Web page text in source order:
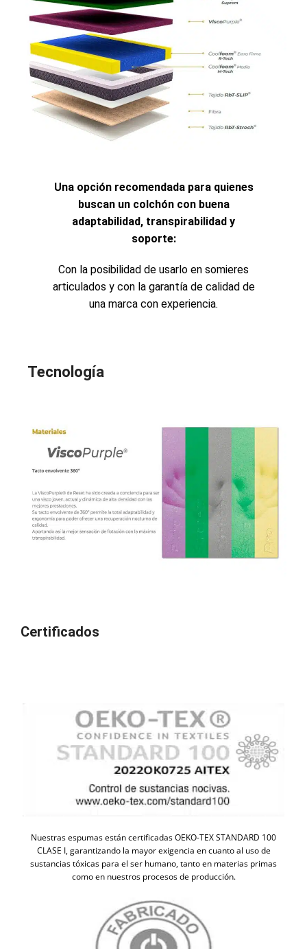
Una opción recomendada para quienes
buscan un colchón con buena
adaptabilidad, transpirabilidad y
soporte:
Con la posibilidad de usarlo en somieres
articulados y con la garantía de calidad de
una marca con experiencia.
Tecnología
Certificados
Nuestras espumas están certificadas OEKO-TEX STANDARD 100
CLASE I, garantizando la mayor exigencia en cuanto al uso de
sustancias tóxicas para el ser humano, tanto en materias primas
como en nuestros procesos de producción.